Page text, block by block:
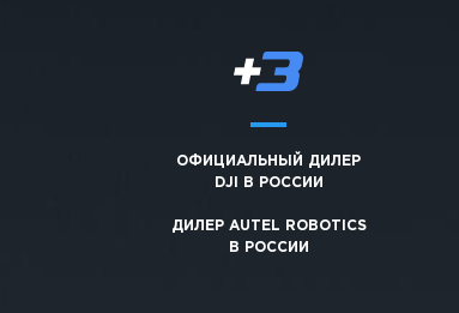
ОФИЦИАЛЬНЫЙ ДИЛЕР
DJI В РОССИИ
ДИЛЕР AUTEL ROBOTICS
В РОССИИ